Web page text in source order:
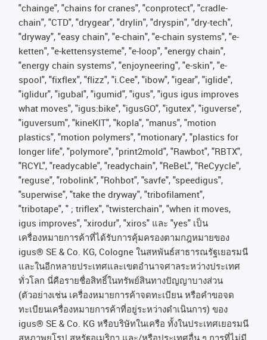
"chainge", "chains for cranes", "conprotect", "cradle-
chain", "CTD", "drygear", "drylin", "dryspin", "dry-tech",
"dryway", "easy chain", "e-chain", "e-chain systems", "e-
ketten", "e-kettensysteme", "e-loop", "energy chain",
"energy chain systems", "enjoyneering", "e-skin", "e-
spool", "fixflex", "flizz", "i.Cee", "ibow", "igear", "iglide",
"iglidur", "igubal", "igumid", "igus", "igus igus improves
what moves", "igus:bike", "igusGO", "igutex", "iguverse",
"iguversum", "kineKIT", "kopla", "manus", "motion
plastics", "motion polymers", "motionary", "plastics for
longer life", "polymore", "print2mold", "Rawbot", "RBTX",
"RCYL", "readycable", "readychain", "ReBeL", "ReCyycle",
"reguse", "robolink", "Rohbot", "savfe", "speedigus",
"superwise", "take the dryway", "tribofilament",
"tribotape", " ; triflex", "twisterchain", "when it moves,
igus improves", "xirodur", "xiros" และ "yes" เป็น
เครื่องหมายการค้าที่ได้รับการคุ้มครองตามกฎหมายของ
igus® SE & Co. KG, Cologne ในสหพันธ์สาธารณรัฐเยอรมนี
และในอีกหลายประเทศและเขตอํานาจศาลระหว่างประเทศ
ทั่วโลก นี่คือรายชื่อสิทธิ์ในทรัพย์สินทางปัญญาบางส่วน
(ตัวอย่างเช่น เครื่องหมายการค้าจดทะเบียน หรือคำขอจด
ทะเบียนเครื่องหมายการค้าที่อยู่ระหว่างดำเนินการ) ของ
igus® SE & Co. KG หรือบริษัทในเครือ ทั้งในประเทศเยอรมนี
สหภาพยุโรป สหรัฐอเมริกา และ/หรือประเทศอื่น ๆ การที่ไม่มี